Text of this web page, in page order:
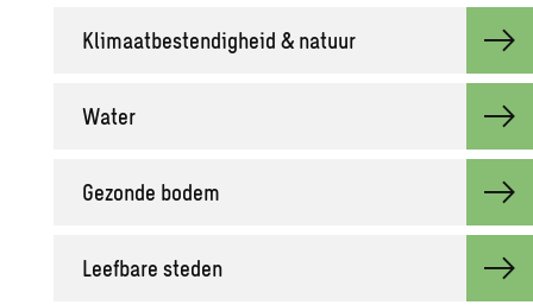
Kli­maat­be­sten­dig­heid & na­tuur
Water
Ge­zon­de bodem
Leef­ba­re ste­den